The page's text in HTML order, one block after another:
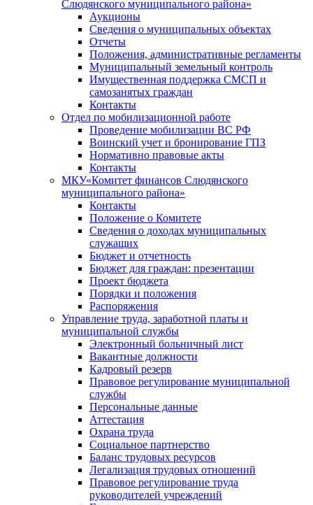
Слюдянского муниципального района»
Аукционы
Сведения о муниципальных объектах
Отчеты
Положения, административные регламенты
Муниципальный земельный контроль
Имущественная поддержка СМСП и
самозанятых граждан
Контакты
Отдел по мобилизационной работе
Проведение мобилизации ВС РФ
Воинский учет и бронирование ГПЗ
Нормативно правовые акты
Контакты
МКУ«Комитет финансов Слюдянского
муниципального района»
Контакты
Положение о Комитете
Сведения о доходах муниципальных
служащих
Бюджет и отчетность
Бюджет для граждан: презентации
Проект бюджета
Порядки и положения
Распоряжения
Управление труда, заработной платы и
муниципальной службы
Электронный больничный лист
Вакантные должности
Кадровый резерв
Правовое регулирование муниципальной
службы
Персональные данные
Аттестация
Охрана труда
Социальное партнерство
Баланс трудовых ресурсов
Легализация трудовых отношений
Правовое регулирование труда
руководителей учреждений